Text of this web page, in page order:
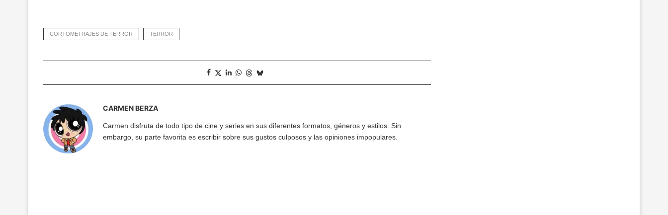
CORTOMETRAJES DE TERROR TERROR
CARMEN BERZA
Carmen disfruta de todo tipo de cine y series en sus diferentes formatos, géneros y estilos. Sin
embargo, su parte favorita es escribir sobre sus gustos culposos y las opiniones impopulares.